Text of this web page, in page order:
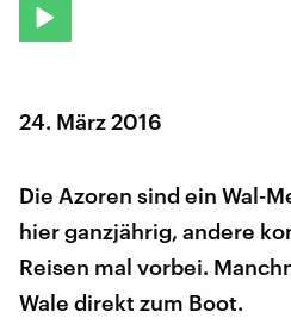
24. März 2016
Die Azoren sind ein Wal-
hier ganzjährig, andere
Reisen mal vorbei.
Wale direkt zum Boot.